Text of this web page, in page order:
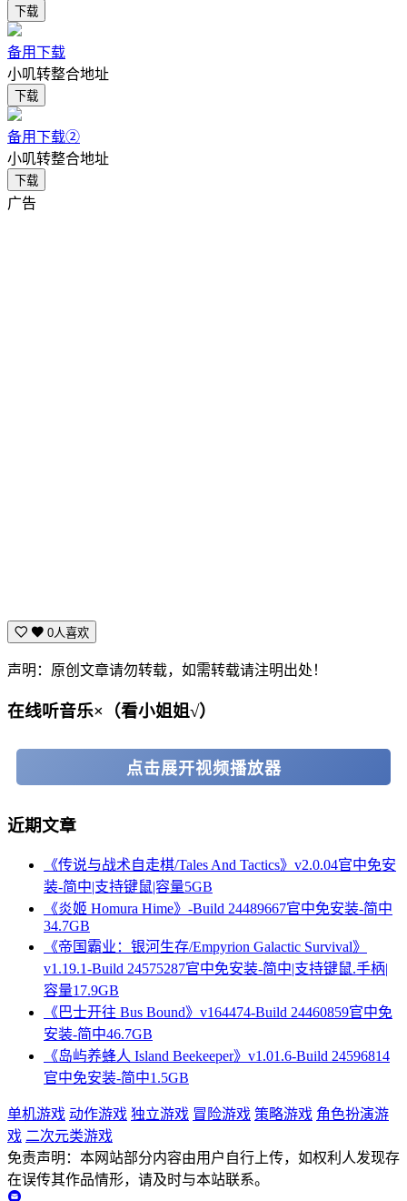
下载
备用下载
小叽转整合地址
下载
备用下载②
小叽转整合地址
下载
广告
0人喜欢
声明：原创文章请勿转载，如需转载请注明出处！
在线听音乐×（看小姐姐√）
点击展开视频播放器
近期文章
《传说与战术自走棋/Tales And Tactics》v2.0.04官中免安
装-简中|支持键鼠|容量5GB
《炎姬 Homura Hime》-Build 24489667官中免安装-简中
34.7GB
《帝国霸业：银河生存/Empyrion Galactic Survival》
v1.19.1-Build 24575287官中免安装-简中|支持键鼠.手柄|
容量17.9GB
《巴士开往 Bus Bound》v164474-Build 24460859官中免
安装-简中46.7GB
《岛屿养蜂人 Island Beekeeper》v1.01.6-Build 24596814
官中免安装-简中1.5GB
单机游戏 动作游戏 独立游戏 冒险游戏 策略游戏 角色扮演游
戏 二次元类游戏
免责声明：本网站部分内容由用户自行上传，如权利人发现存
在误传其作品情形，请及时与本站联系。